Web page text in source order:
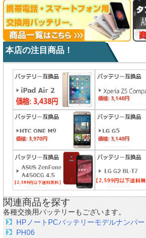
本店の注目商品！
関連商品を探す
各種交換用バッテリーもございます。
HPノートPCバッテリーモデルナンバー
PH06